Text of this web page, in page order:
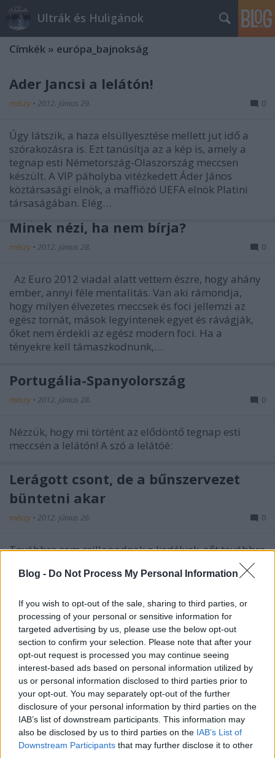
Blog - Do Not Process My Personal Information
If you wish to opt-out of the sale, sharing to third parties, or
processing of your personal or sensitive information for
targeted advertising by us, please use the below opt-out
section to confirm your selection. Please note that after your
opt-out request is processed you may continue seeing
interest-based ads based on personal information utilized by
us or personal information disclosed to third parties prior to
your opt-out. You may separately opt-out of the further
disclosure of your personal information by third parties on the
IAB’s list of downstream participants. This information may
also be disclosed by us to third parties on the IAB’s List of
Downstream Participants that may further disclose it to other
Ultrák és Huligánok
Címkék » európa_bajnokság
Áder Jancsi a lelátón!
mészy • 2012. június 29. 0
Úgy látszik, a haza elsüllyesztése mellett jut idő a
szórakozásra is. Ezt tanúsítja az a kép is, amely a
tegnap esti Németország-Olaszország meccsen
készült. A VIP páholyba vitézkedett Áder János
köztársasági elnök, a maffiózó UEFA elnök Platini
társaságában. Elég…
Minek nézi, ha nem bírja?
mészy • 2012. június 28. 0
Az Euro 2012 viadal alatt vettem észre, hogy ahány
ember, annyi féle mentalitás. Van aki rámondja,
hogy milyen élvezetes meccsek és foci jellemzi az
egész tornát, mások legyintenek egyet és rávágják,
őket nem érdekli az egész modern foci. Ha a
tényekre kell támaszkodnunk,…
Portugália-Spanyolország
mészy • 2012. június 28. 0
Nézzük, hogy mi történt az elődöntő tegnap esti
meccsén a lelátón! A szó a lelátóé:
Lerágott csont, de a bűnszervezet
büntetni akar
mészy • 2012. június 26. 0
Továbbra sem csillapodnak a kedélyek, sőt továbbra
is gyűrűzik az UEFA büntetésprogramja, most a
spanyolokat és az oroszokat akarják elővenni még az
án várható ítélet. Az UEFA közleménye szerint a
spanyol szurkolók a…
Ismét büntet a korrupt UEFA
mészy•2012. június 26.
Most (ismét?) a horvátok és a portugálok
kénytelenek sarcot fizetni a malacperselybe. Még a
portugálok jártak jól, ők "csak" 7 ezret fizetnek, a
horvátok azonban egy kövér 30 ezres csekkel lettek